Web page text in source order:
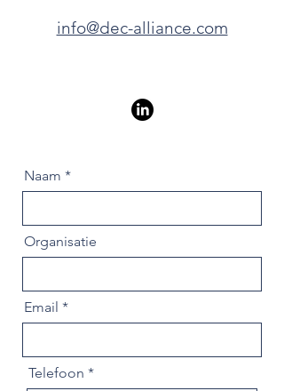
info@dec-alliance.com
Naam
Organisatie
Email
Telefoon